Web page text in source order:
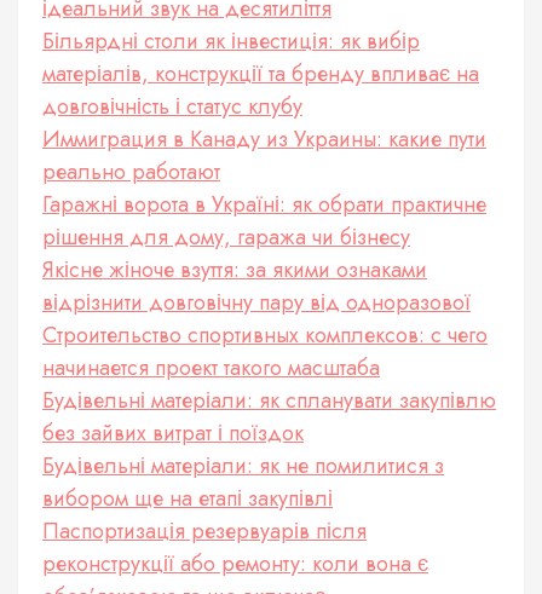
ідеальний звук на десятиліття
Більярдні столи як інвестиція: як вибір
матеріалів, конструкції та бренду впливає на
довговічність і статус клубу
Иммиграция в Канаду из Украины: какие пути
реально работают
Гаражні ворота в Україні: як обрати практичне
рішення для дому, гаража чи бізнесу
Якісне жіноче взуття: за якими ознаками
відрізнити довговічну пару від одноразової
Строительство спортивных комплексов: с чего
начинается проект такого масштаба
Будівельні матеріали: як спланувати закупівлю
без зайвих витрат і поїздок
Будівельні матеріали: як не помилитися з
вибором ще на етапі закупівлі
Паспортизація резервуарів після
реконструкції або ремонту: коли вона є